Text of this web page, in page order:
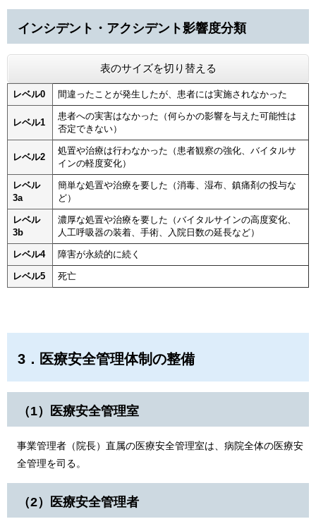
インシデント・アクシデント影響度分類
表のサイズを切り替える
レベル0 間違ったことが発生したが、患者には実施されなかった
レベル1
患者への実害はなかった（何らかの影響を与えた可能性は
否定できない）
レベル2
処置や治療は行わなかった（患者観察の強化、バイタルサ
インの軽度変化）
レベル
3a
簡単な処置や治療を要した（消毒、湿布、鎮痛剤の投与な
ど）
レベル
3b
濃厚な処置や治療を要した（バイタルサインの高度変化、
人工呼吸器の装着、手術、入院日数の延長など）
レベル4 障害が永続的に続く
レベル5 死亡
3．医療安全管理体制の整備
（1）医療安全管理室
事業管理者（院長）直属の医療安全管理室は、病院全体の医療安
全管理を司る。
（2）医療安全管理者